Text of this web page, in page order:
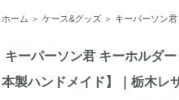
ホーム ＞ ケース&グッズ ＞ キーパーソン君
キーパーソン君 キーホルダ
本製ハンドメイド】｜栃木レ